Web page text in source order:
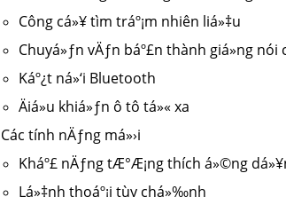
Công cá»¥ tìm tráº¡m nhiên liá»‡u
Chuyá»ƒn vÄƒn báº£n thành giá»ng nói
Káº¿t ná»‘i Bluetooth
Äiá»u khiá»ƒn ô tô tá»« xa
Các tính nÄƒng má»›i
Kháº£ nÄƒng tÆ°Æ¡ng thích á»©ng
Lá»‡nh thoáº¡i tùy chá»‰nh